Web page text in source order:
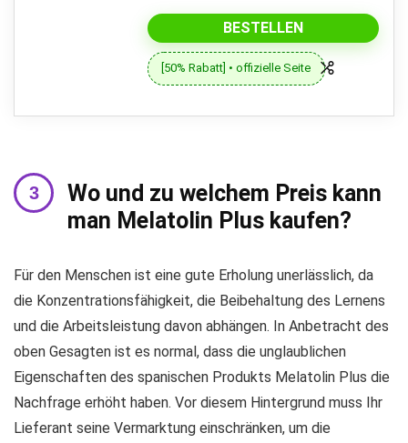
BESTELLEN
[50% Rabatt] • offizielle Seite
Wo und zu welchem ​​Preis kann
man Melatolin Plus kaufen?
Für den Menschen ist eine gute Erholung unerlässlich, da
die Konzentrationsfähigkeit, die Beibehaltung des Lernens
und die Arbeitsleistung davon abhängen. In Anbetracht des
oben Gesagten ist es normal, dass die unglaublichen
Eigenschaften des spanischen Produkts Melatolin Plus die
Nachfrage erhöht haben. Vor diesem Hintergrund muss Ihr
Lieferant seine Vermarktung einschränken, um die